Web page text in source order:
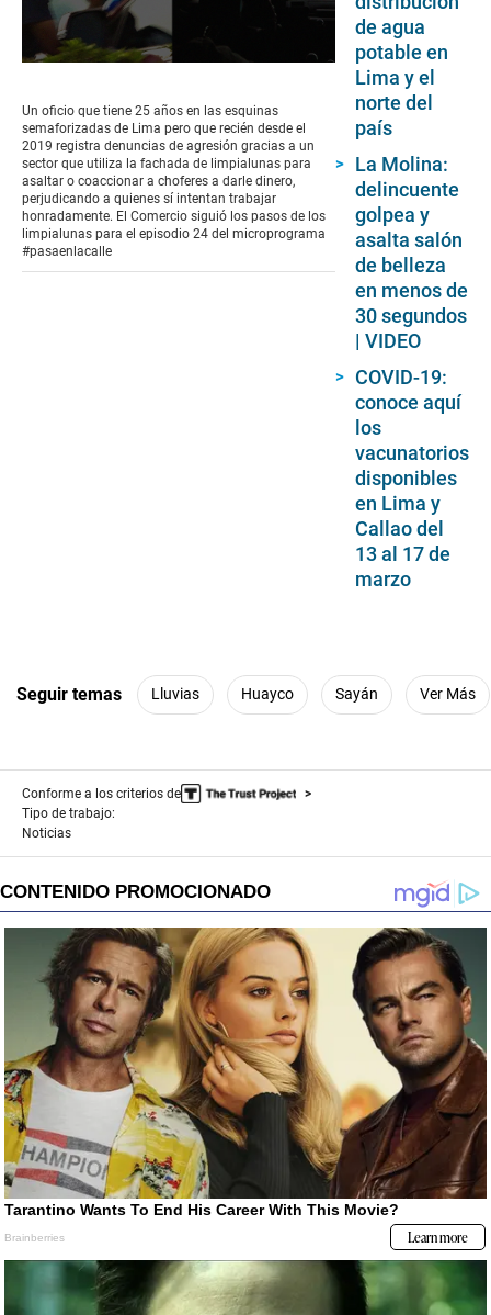
of
9
minutes,
2
seconds
Un oficio que tiene 25 años en las esquinas
semaforizadas de Lima pero que recién desde el
2019 registra denuncias de agresión gracias a un
sector que utiliza la fachada de limpialunas para
asaltar o coaccionar a choferes a darle dinero,
perjudicando a quienes sí intentan trabajar
honradamente. El Comercio siguió los pasos de los
limpialunas para el episodio 24 del microprograma
#pasaenlacalle
de agua
potable en
Lima y el
norte del
país
La Molina:
delincuente
golpea y
asalta salón
de belleza
en menos de
30 segundos
| VIDEO
COVID-19:
conoce aquí
los
vacunatorios
disponibles
en Lima y
Callao del
13 al 17 de
marzo
Seguir temas Lluvias Huayco Sayán Ver Más
Conforme a los criterios de
Tipo de trabajo:
Noticias